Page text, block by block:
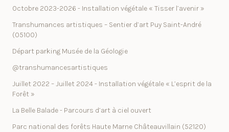
Octobre 2023-2026 - Installation végétale « Tisser l’avenir »
Transhumances artistiques – Sentier d’art Puy Saint-André
(05100)
Départ parking Musée de la Géologie
@transhumancesartistiques
Juillet 2022 – Juillet 2024 - Installation végétale « L’esprit de la
Forêt »
La Belle Balade - Parcours d’art à ciel ouvert
Parc national des forêts Haute Marne Châteauvillain (52120)